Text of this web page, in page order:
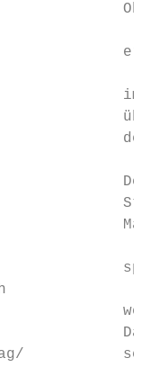
im
über
den
Der
Das Fach